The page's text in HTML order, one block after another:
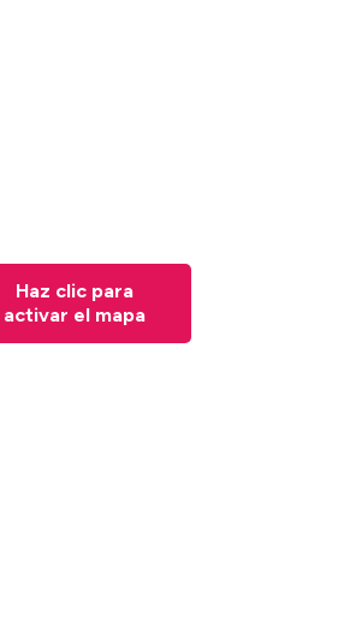
Haz clic para
activar el mapa